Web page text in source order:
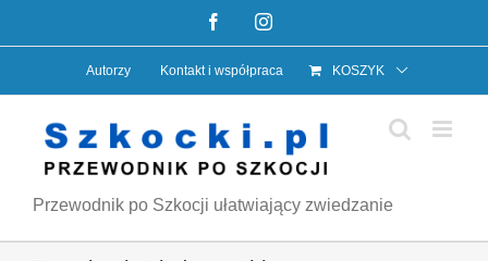
do
FacebookInstagram
Autorzy Kontakt i współpraca KOSZYK
Przewodnik po Szkocji ułatwiający zwiedzanie